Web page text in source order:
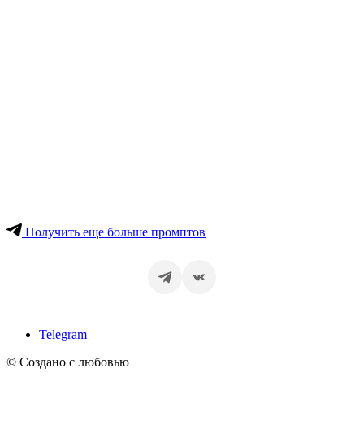
Получить еще больше промптов
Telegram
© Создано с любовью